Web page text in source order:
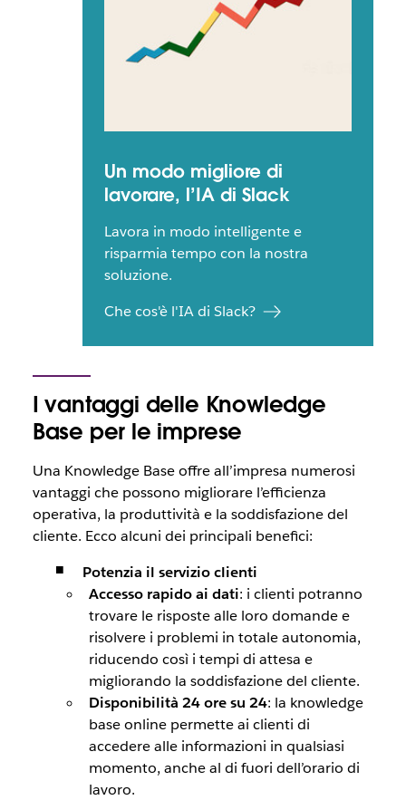
Un modo migliore di
lavorare, l’IA di Slack
Lavora in modo intelligente e
risparmia tempo con la nostra
soluzione.
Che cos'è l'IA di Slack?
I vantaggi delle Knowledge
Base per le imprese
Una Knowledge Base offre all’impresa numerosi
vantaggi che possono migliorare l’efficienza
operativa, la produttività e la soddisfazione del
cliente. Ecco alcuni dei principali benefici:
Potenzia il servizio clienti
Accesso rapido ai dati: i clienti potranno
trovare le risposte alle loro domande e
risolvere i problemi in totale autonomia,
riducendo così i tempi di attesa e
migliorando la soddisfazione del cliente.
Disponibilità 24 ore su 24: la knowledge
base online permette ai clienti di
accedere alle informazioni in qualsiasi
momento, anche al di fuori dell’orario di
lavoro.